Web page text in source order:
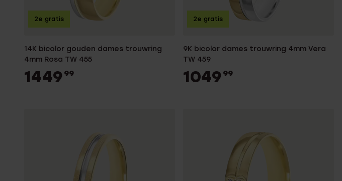
14K bicolor gouden dames trouwring
4mm Rosa TW 455
1449 99
2e gratis
9K bicolor dames trouwring 4mm Vera
TW 459
1049 99
2e gratis